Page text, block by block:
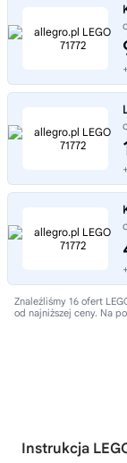
Znaleźliśmy 16 ofert
od najniższej ceny. Na
Instrukcja